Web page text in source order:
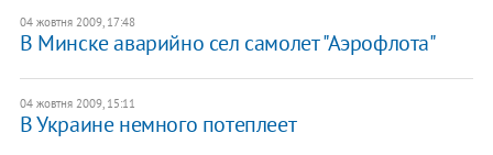
04 жовтня 2009, 17:48
В Минске аварийно сел самолет "Аэрофлота"
04 жовтня 2009, 15:11
В Украине немного потеплеет